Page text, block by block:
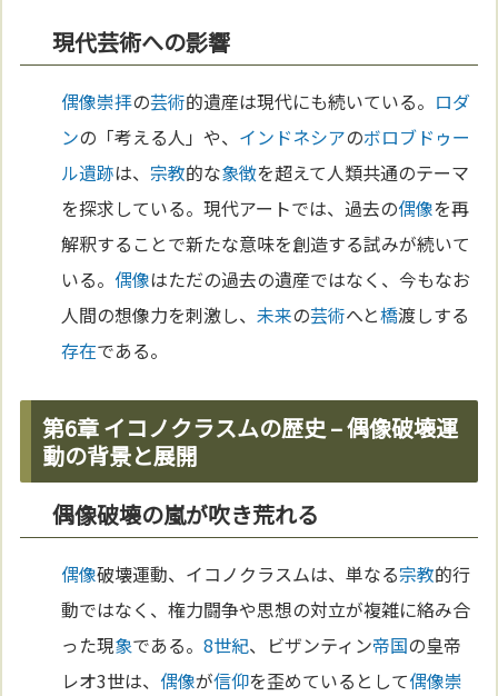
現代芸術への影響
偶像崇拝の芸術的遺産は現代にも続いている。 ロダ
ンの「考える人」や、 インドネシアのボロブドゥー
ル遺跡は、 宗教的な象徴を超えて人類共通のテーマ
を探求している。現代アートでは、過去の偶像を再
解釈することで新たな意味を創造する試みが続いて
いる。 偶像はただの過去の遺産ではなく、今もなお
人間の想像力を刺激し、未来の芸術へと橋渡しする
存在である。
第6章 イコノクラスムの歴史 – 偶像破壊運
動の背景と展開
偶像破壊の嵐が吹き荒れる
偶像破壊運動、イコノクラスムは、単なる宗教的行
動ではなく、権力闘争や思想の対立が複雑に絡み合
った現象である。8世紀、ビザンティン帝国の皇帝
レオ3世は、 偶像が信仰を歪めているとして偶像崇